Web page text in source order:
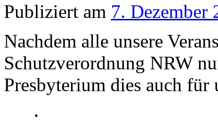
Publiziert am 7. Dezember
Nachdem alle unsere
Schutzverordnung NRW
Presbyterium dies auch für